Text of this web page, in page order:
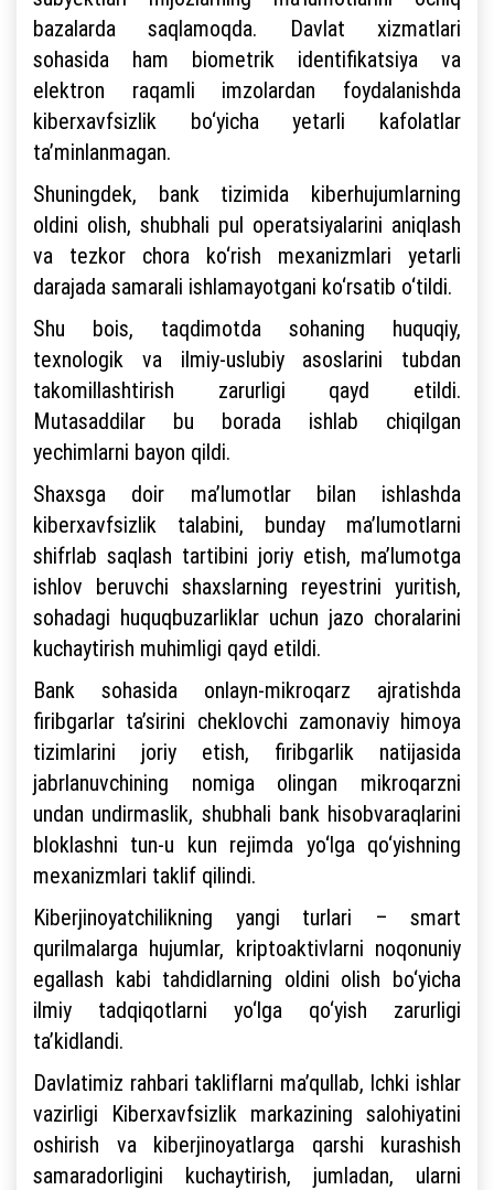
bazalarda saqlamoqda. Davlat xizmatlari
sohasida ham biometrik identifikatsiya va
elektron raqamli imzolardan foydalanishda
kiberxavfsizlik bo‘yicha yetarli kafolatlar
ta’minlanmagan.
Shuningdek, bank tizimida kiberhujumlarning
oldini olish, shubhali pul operatsiyalarini aniqlash
va tezkor chora ko‘rish mexanizmlari yetarli
darajada samarali ishlamayotgani ko‘rsatib o‘tildi.
Shu bois, taqdimotda sohaning huquqiy,
texnologik va ilmiy-uslubiy asoslarini tubdan
takomillashtirish zarurligi qayd etildi.
Mutasaddilar bu borada ishlab chiqilgan
yechimlarni bayon qildi.
Shaxsga doir ma’lumotlar bilan ishlashda
kiberxavfsizlik talabini, bunday ma’lumotlarni
shifrlab saqlash tartibini joriy etish, ma’lumotga
ishlov beruvchi shaxslarning reyestrini yuritish,
sohadagi huquqbuzarliklar uchun jazo choralarini
kuchaytirish muhimligi qayd etildi.
Bank sohasida onlayn-mikroqarz ajratishda
firibgarlar ta’sirini cheklovchi zamonaviy himoya
tizimlarini joriy etish, firibgarlik natijasida
jabrlanuvchining nomiga olingan mikroqarzni
undan undirmaslik, shubhali bank hisobvaraqlarini
bloklashni tun-u kun rejimda yo‘lga qo‘yishning
mexanizmlari taklif qilindi.
Kiberjinoyatchilikning yangi turlari – smart
qurilmalarga hujumlar, kriptoaktivlarni noqonuniy
egallash kabi tahdidlarning oldini olish bo‘yicha
ilmiy tadqiqotlarni yo‘lga qo‘yish zarurligi
ta’kidlandi.
Davlatimiz rahbari takliflarni ma’qullab, Ichki ishlar
vazirligi Kiberxavfsizlik markazining salohiyatini
oshirish va kiberjinoyatlarga qarshi kurashish
samaradorligini kuchaytirish, jumladan, ularni